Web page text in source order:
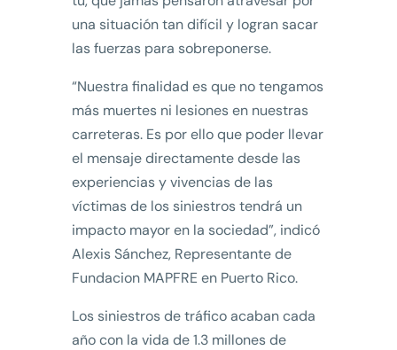
una situación tan difícil y logran sacar
las fuerzas para sobreponerse.
“Nuestra finalidad es que no tengamos
más muertes ni lesiones en nuestras
carreteras. Es por ello que poder llevar
el mensaje directamente desde las
experiencias y vivencias de las
víctimas de los siniestros tendrá un
impacto mayor en la sociedad”, indicó
Alexis Sánchez, Representante de
Fundacion MAPFRE en Puerto Rico.
Los siniestros de tráfico acaban cada
año con la vida de 1.3 millones de